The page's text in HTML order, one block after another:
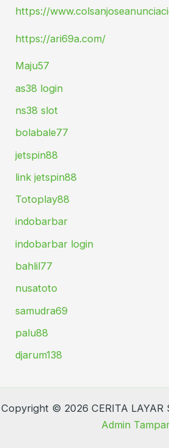
https://
https://ari69a.com/
Maju57
as38 login
ns38 slot
bolabale77
jetspin88
link jetspin88
Totoplay88
indobarbar
indobarbar login
bahlil77
nusatoto
samudra69
palu88
djarum138
Copyright © 2026 CERITA LAYAR
Admin